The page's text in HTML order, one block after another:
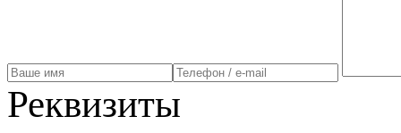
Реквизиты